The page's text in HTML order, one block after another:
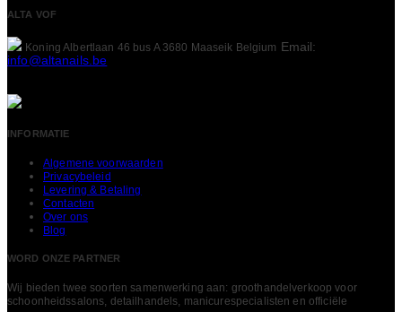
ALTA VOF
Koning Albertlaan 46 bus A 3680 Maaseik Belgium Email:
info@altanails.be
INFORMATIE
Algemene voorwaarden
Privacybeleid
Levering & Betaling
Contacten
Over ons
Blog
WORD ONZE PARTNER
Wij bieden twee soorten samenwerking aan: groothandelverkoop voor
schoonheidssalons, detailhandels, manicurespecialisten en officiële